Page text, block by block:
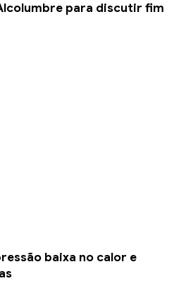
para discutir fim
baixa no calor e